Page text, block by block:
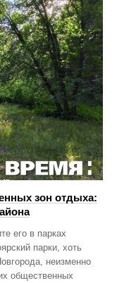
зон отдыха:
его в парках
парки, хоть
неизменно
общественных